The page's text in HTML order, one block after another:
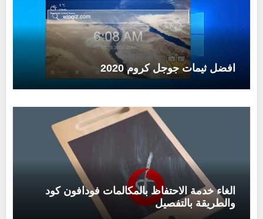
افضل ثيمات جوجل كروم 2020
الغاء خدمة الاحتفاظ بالمكالمات فودافون كود
والطريقة بالتفصيل